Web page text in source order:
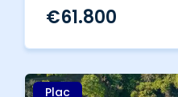
€61.800
Plac